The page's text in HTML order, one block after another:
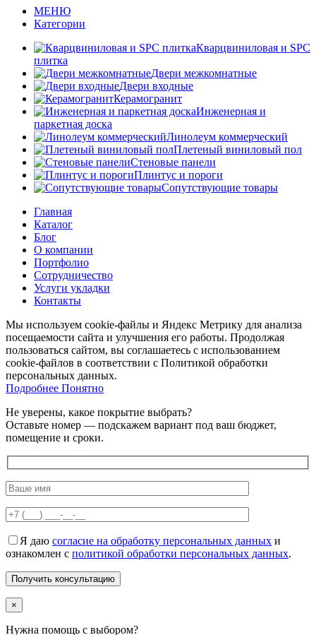
МЕНЮ
Категории
Кварцвиниловая и SPC
плитка
Двери межкомнатные
Двери входные
Керамогранит
Инженерная и
паркетная доска
Линолеум коммерческий
Плетеный виниловый пол
Стеновые панели
Плинтус и пороги
Сопутствующие товары
Главная
Каталог
Блог
О компании
Портфолио
Сотрудничество
Услуги укладки
Контакты
Мы используем cookie-файлы и Яндекс Метрику для анализа
посещаемости сайта и улучшения его работы. Продолжая
пользоваться сайтом, вы соглашаетесь с использованием
cookie-файлов в соответствии с Политикой обработки
персональных данных.
Подробнее Подробнее
Понятно
Не уверены, какое покрытие выбрать?
Оставьте номер — подскажем вариант под ваш бюджет,
помещение и сроки.
Я даю согласие на обработку персональных данных и
ознакомлен с политикой обработки персональных данных.
×
Нужна помощь с выбором?